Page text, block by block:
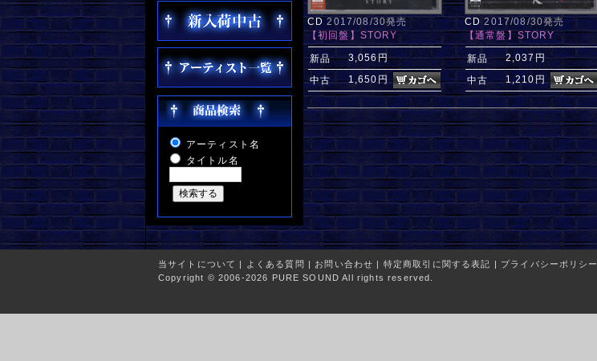
アーティスト名
タイトル名
CD2017/08/30発売
【初回盤】STORY
CD2017/08/30発売
【通常盤】STORY
新品 3,056円
中古 1,650円
新品 2,037円
中古 1,210円
当サイトについて | よくある質問 | お問い合わせ | 特定商取引に関する表記 | プライバシーポリシー
Copyright © 2006-2026 PURE SOUND All rights reserved.